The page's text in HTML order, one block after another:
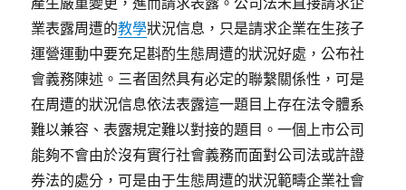
業表露周遭的教學狀況信息，只是請求企業在生孩子
運營運動中要充足斟酌生態周遭的狀況好處，公布社
會義務陳述。三者固然具有必定的聯繫關係性，可是
在周遭的狀況信息依法表露這一題目上存在法令體系
難以兼容、表露規定難以對接的題目。一個上市公司
能夠不會由於沒有實行社會義務而面對公司法或許證
券法的處分，可是由于生態周遭的狀況範疇企業社會